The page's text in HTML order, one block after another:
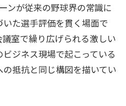
ンが従来の野球界の常識に
た選手評価を貫く場面で
室で繰り広げられる激しい
ジネス現場で起こっている
抵抗と同じ構図を描いてい